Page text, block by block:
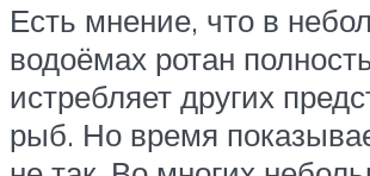
Есть мнение, что в
водоёмах ротан
истребляет других
рыб. Но время